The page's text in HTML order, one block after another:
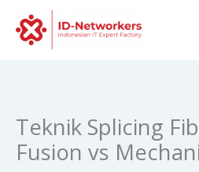
content
Teknik Splicing
Fusion vs